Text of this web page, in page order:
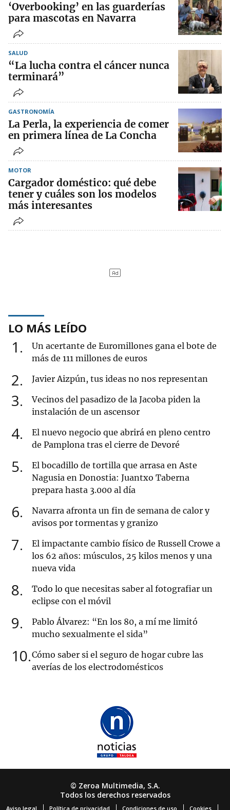
‘Overbooking’ en las guarderías
para mascotas en Navarra
SALUD
“La lucha contra el cáncer nunca
terminará”
GASTRONOMÍA
La Perla, la experiencia de comer
en primera línea de La Concha
MOTOR
Cargador doméstico: qué debe
tener y cuáles son los modelos
más interesantes
LO MÁS LEÍDO
1
Un acertante de Euromillones gana el bote de
más de 111 millones de euros
2 Javier Aizpún, tus ideas no nos representan
3
Vecinos del pasadizo de la Jacoba piden la
instalación de un ascensor
4
El nuevo negocio que abrirá en pleno centro
de Pamplona tras el cierre de Devoré
5
El bocadillo de tortilla que arrasa en Aste
Nagusia en Donostia: Juantxo Taberna
prepara hasta 3.000 al día
6
Navarra afronta un fin de semana de calor y
avisos por tormentas y granizo
7
El impactante cambio físico de Russell Crowe a
los 62 años: músculos, 25 kilos menos y una
nueva vida
8
Todo lo que necesitas saber al fotografiar un
eclipse con el móvil
9
Pablo Álvarez: “En los 80, a mí me limitó
mucho sexualmente el sida”
10 Cómo saber si el seguro de hogar cubre las
averías de los electrodomésticos
© Zeroa Multimedia, S.A.
Todos los derechos reservados
Aviso legal Política de privacidad Condiciones de uso Cookies